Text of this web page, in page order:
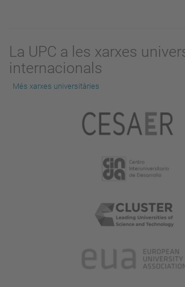
La UPC a les xarxes
internacionals
Més xarxes universitàries